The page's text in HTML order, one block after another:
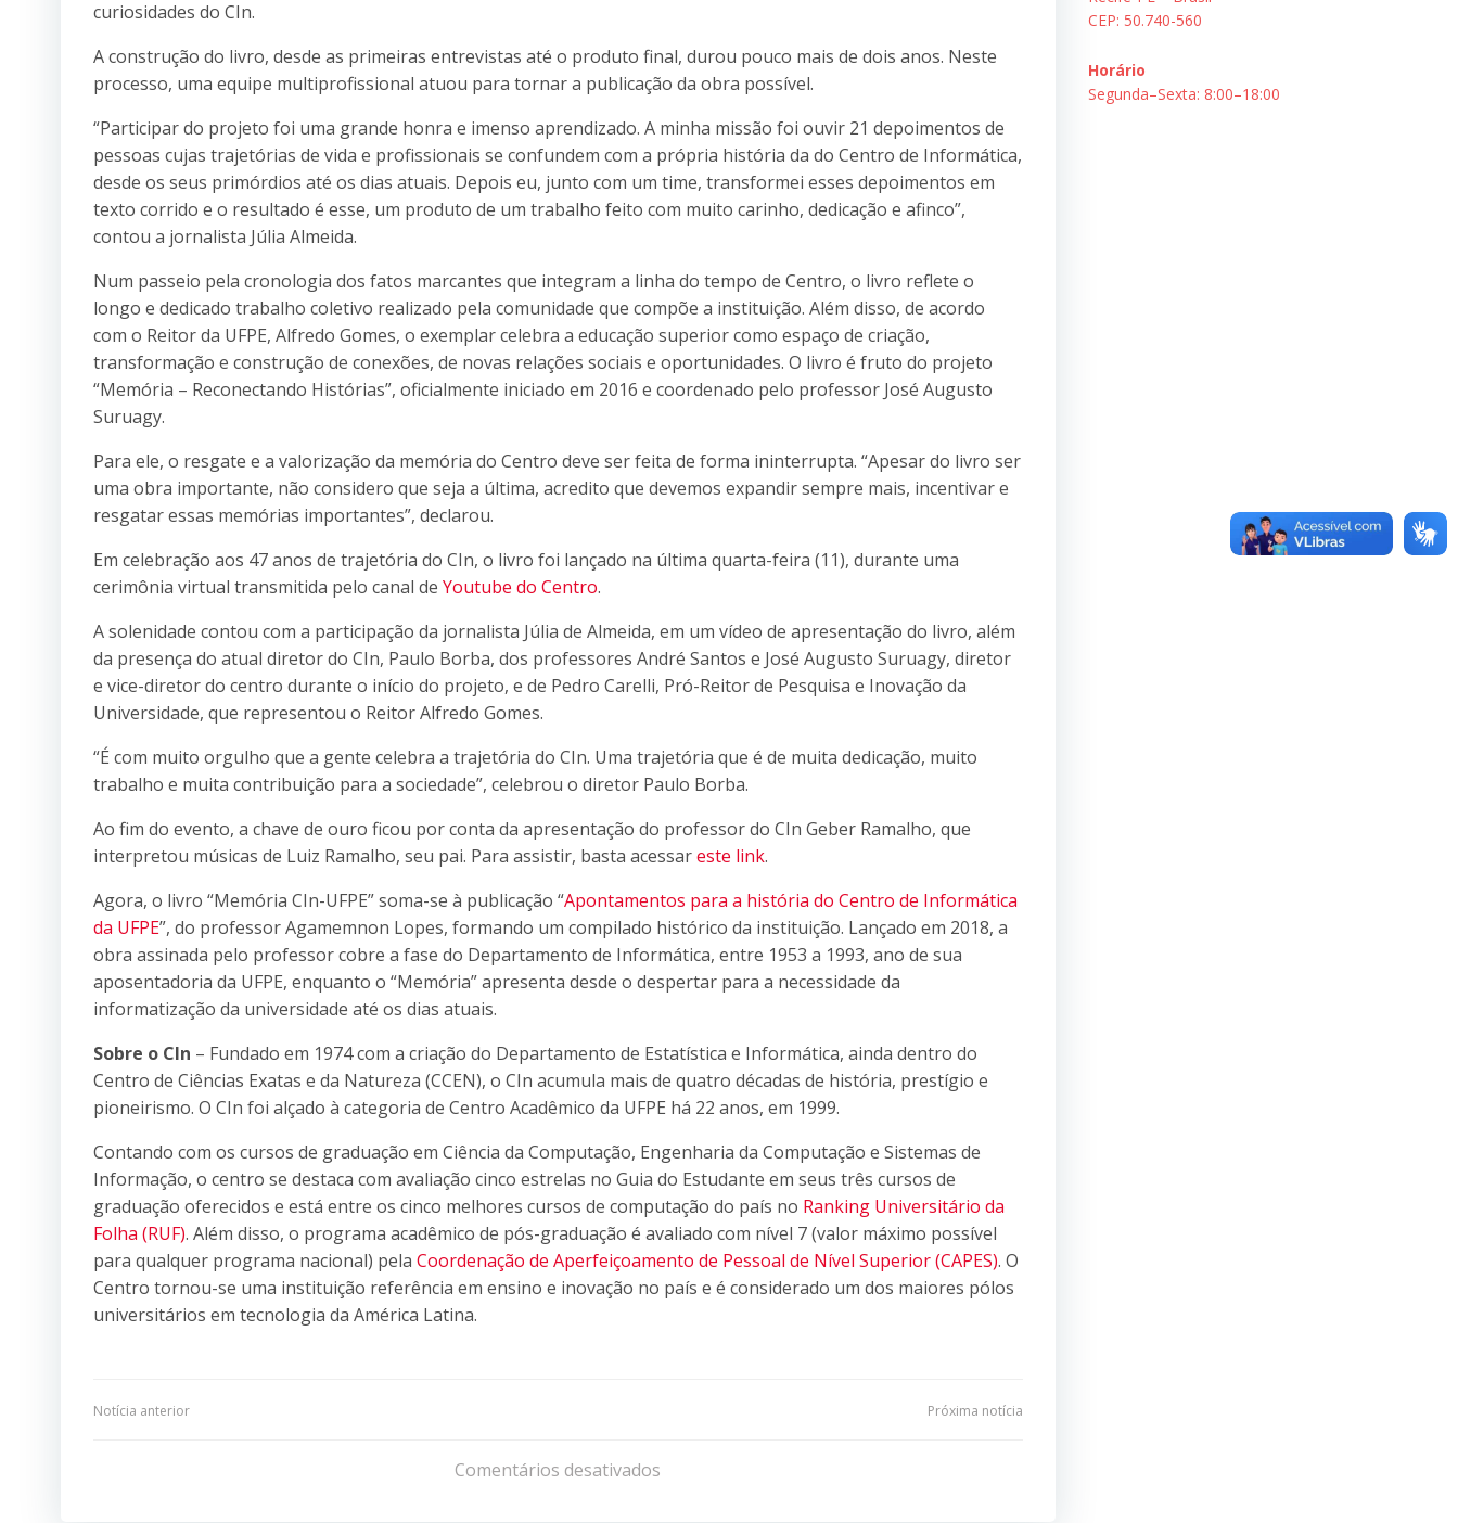
curiosidades do CIn.
A construção do livro, desde as primeiras entrevistas até o produto final, durou pouco mais de dois anos. Neste
processo, uma equipe multiprofissional atuou para tornar a publicação da obra possível.
“Participar do projeto foi uma grande honra e imenso aprendizado. A minha missão foi ouvir 21 depoimentos de
pessoas cujas trajetórias de vida e profissionais se confundem com a própria história da do Centro de Informática,
desde os seus primórdios até os dias atuais. Depois eu, junto com um time, transformei esses depoimentos em
texto corrido e o resultado é esse, um produto de um trabalho feito com muito carinho, dedicação e afinco”,
contou a jornalista Júlia Almeida.
Num passeio pela cronologia dos fatos marcantes que integram a linha do tempo de Centro, o livro reflete o
longo e dedicado trabalho coletivo realizado pela comunidade que compõe a instituição. Além disso, de acordo
com o Reitor da UFPE, Alfredo Gomes, o exemplar celebra a educação superior como espaço de criação,
transformação e construção de conexões, de novas relações sociais e oportunidades. O livro é fruto do projeto
“Memória – Reconectando Histórias”, oficialmente iniciado em 2016 e coordenado pelo professor José Augusto
Suruagy.
Para ele, o resgate e a valorização da memória do Centro deve ser feita de forma ininterrupta. “Apesar do livro ser
uma obra importante, não considero que seja a última, acredito que devemos expandir sempre mais, incentivar e
resgatar essas memórias importantes”, declarou.
Em celebração aos 47 anos de trajetória do CIn, o livro foi lançado na última quarta-feira (11), durante uma
cerimônia virtual transmitida pelo canal de Youtube do Centro.
A solenidade contou com a participação da jornalista Júlia de Almeida, em um vídeo de apresentação do livro, além
da presença do atual diretor do CIn, Paulo Borba, dos professores André Santos e José Augusto Suruagy, diretor
e vice-diretor do centro durante o início do projeto, e de Pedro Carelli, Pró-Reitor de Pesquisa e Inovação da
Universidade, que representou o Reitor Alfredo Gomes.
“É com muito orgulho que a gente celebra a trajetória do CIn. Uma trajetória que é de muita dedicação, muito
trabalho e muita contribuição para a sociedade”, celebrou o diretor Paulo Borba.
Ao fim do evento, a chave de ouro ficou por conta da apresentação do professor do CIn Geber Ramalho, que
interpretou músicas de Luiz Ramalho, seu pai. Para assistir, basta acessareste link.
Agora, o livro “Memória CIn-UFPE” soma-se à publicação “Apontamentos para a história do Centro de Informática
da UFPE”, do professor Agamemnon Lopes, formando um compilado histórico da instituição. Lançado em 2018, a
obra assinada pelo professor cobre a fase do Departamento de Informática, entre 1953 a 1993, ano de sua
aposentadoria da UFPE, enquanto o “Memória” apresenta desde o despertar para a necessidade da
informatização da universidade até os dias atuais.
Sobre o CIn – Fundado em 1974 com a criação do Departamento de Estatística e Informática, ainda dentro do
Centro de Ciências Exatas e da Natureza (CCEN), o CIn acumula mais de quatro décadas de história, prestígio e
pioneirismo. O CIn foi alçado à categoria de Centro Acadêmico da UFPE há 22 anos, em 1999.
Contando com os cursos de graduação em Ciência da Computação, Engenharia da Computação e Sistemas de
Informação, o centro se destaca com avaliação cinco estrelas no Guia do Estudante em seus três cursos de
graduação oferecidos e está entre os cinco melhores cursos de computação do país no Ranking Universitário da
Folha (RUF). Além disso, o programa acadêmico de pós-graduação é avaliado com nível 7 (valor máximo possível
para qualquer programa nacional) pela Coordenação de Aperfeiçoamento de Pessoal de Nível Superior (CAPES). O
Centro tornou-se uma instituição referência em ensino e inovação no país e é considerado um dos maiores pólos
universitários em tecnologia da América Latina.
Navegação
Notícia anterior
de
Próxima notícia
Comentários desativados
CEP: 50.740-560
Horário
Segunda–Sexta: 8:00–18:00